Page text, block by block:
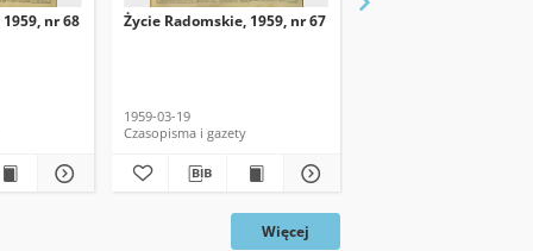
nr 68 Życie Radomskie, 1959, nr 67
1959-03-19
Czasopisma i gazety
Więcej